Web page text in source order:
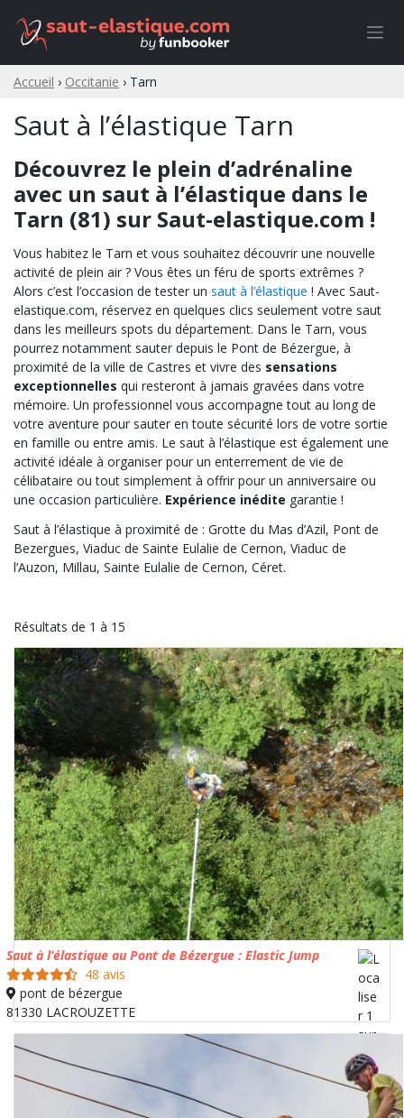
content
Accueil › Occitanie › Tarn
Saut à l’élastique Tarn
Découvrez le plein d’adrénaline
avec un saut à l’élastique dans le
Tarn (81) sur Saut-elastique.com !
Vous habitez le Tarn et vous souhaitez découvrir une nouvelle
activité de plein air ? Vous êtes un féru de sports extrêmes ?
Alors c’est l’occasion de tester un saut à l’élastique ! Avec Saut-
elastique.com, réservez en quelques clics seulement votre saut
dans les meilleurs spots du département. Dans le Tarn, vous
pourrez notamment sauter depuis le Pont de Bézergue, à
proximité de la ville de Castres et vivre des sensations
exceptionnelles qui resteront à jamais gravées dans votre
mémoire. Un professionnel vous accompagne tout au long de
votre aventure pour sauter en toute sécurité lors de votre sortie
en famille ou entre amis. Le saut à l’élastique est également une
activité idéale à organiser pour un enterrement de vie de
célibataire ou tout simplement à offrir pour un anniversaire ou
une occasion particulière. Expérience inédite garantie !
Saut à l’élastique à proximité de : Grotte du Mas d’Azil, Pont de
Bezergues, Viaduc de Sainte Eulalie de Cernon, Viaduc de
l’Auzon, Millau, Sainte Eulalie de Cernon, Céret.
Résultats de 1 à 15
Saut à l’élastique au Pont de Bézergue : Elastic Jump
48 avis
pont de bézergue
81330 LACROUZETTE